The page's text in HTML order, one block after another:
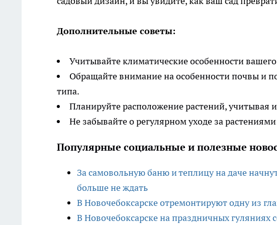
Дополнительные советы:
Учитывайте климатические особенности
Обращайте внимание на особенности почвы и
типа.
Планируйте расположение растений, учитывая
Не забывайте о регулярном уходе за
Популярные социальные и полезные
За самовольную баню и теплицу на даче
больше не ждать
В Новочебоксарске отремонтируют одну из
В Новочебоксарске на праздничных гуляниях